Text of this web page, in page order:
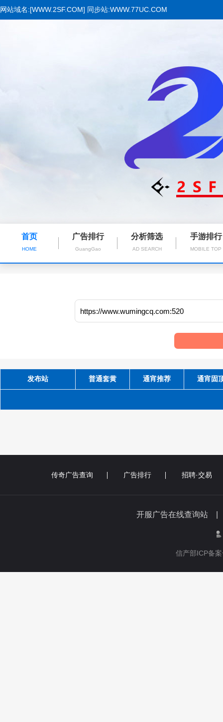
网站域名:[WWW.2SF.COM] 同步站:WWW.77UC.COM
首页
HOME
广告排行
GuangGao
分析筛选
AD SEARCH
手游排行
MOBILE TOP
发布站 普通套黄 通宵推荐 通宵固
传奇广告查询 广告排行 招聘·交易
开服广告在线查询站
信产部ICP备